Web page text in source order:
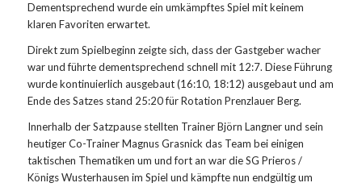
Dementsprechend wurde ein umkämpftes Spiel mit keinem
klaren Favoriten erwartet.
Direkt zum Spielbeginn zeigte sich, dass der Gastgeber wacher
war und führte dementsprechend schnell mit 12:7. Diese Führung
wurde kontinuierlich ausgebaut (16:10, 18:12) ausgebaut und am
Ende des Satzes stand 25:20 für Rotation Prenzlauer Berg.
Innerhalb der Satzpause stellten Trainer Björn Langner und sein
heutiger Co-Trainer Magnus Grasnick das Team bei einigen
taktischen Thematiken um und fort an war die SG Prieros /
Königs Wusterhausen im Spiel und kämpfte nun endgültig um